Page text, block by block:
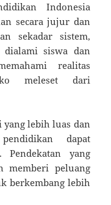
Indonesia
secara jujur dan
sekadar sistem,
dialami siswa dan
realitas
meleset dari
yang lebih luas dan
dapat
yang
memberi peluang
berkembang lebih